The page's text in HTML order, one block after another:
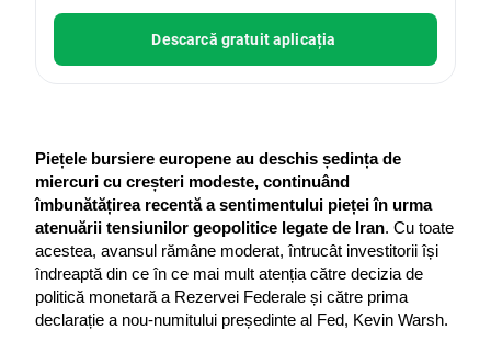
Descarcă gratuit aplicația
Piețele bursiere europene au deschis ședința de
miercuri cu creșteri modeste, continuând
îmbunătățirea recentă a sentimentului pieței în urma
atenuării tensiunilor geopolitice legate de Iran. Cu toate
acestea, avansul rămâne moderat, întrucât investitorii își
îndreaptă din ce în ce mai mult atenția către decizia de
politică monetară a Rezervei Federale și către prima
declarație a nou-numitului președinte al Fed, Kevin Warsh.